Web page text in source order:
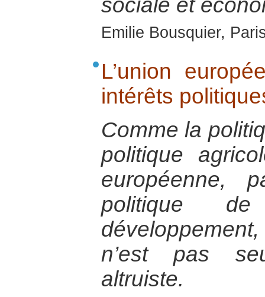
sociale et
Emilie Bousquier,
L’union
intérêts
Comme la
politique
politique
n’est pas
altruiste.